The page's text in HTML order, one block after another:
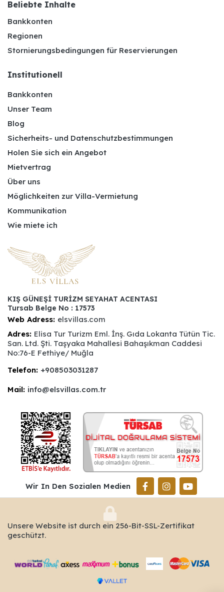
Beliebte Inhalte
Bankkonten
Regionen
Stornierungsbedingungen für Reservierungen
Institutionell
Bankkonten
Unser Team
Blog
Sicherheits- und Datenschutzbestimmungen
Holen Sie sich ein Angebot
Mietvertrag
Über uns
Möglichkeiten zur Villa-Vermietung
Kommunikation
Wie miete ich
KIŞ GÜNEŞİ TURİZM SEYAHAT ACENTASI
Tursab Belge No : 17573
Web Adress: elsvillas.com
Adres: Elisa Tur Turizm Eml. İnş. Gıda Lokanta Tütün Tic.
San. Ltd. Şti. Taşyaka Mahallesi Bahaşıkman Caddesi
No:76-E Fethiye/ Muğla
Telefon: +908503031287
Mail: info@elsvillas.com.tr
Wir In Den Sozialen Medien
Unsere Website ist durch ein 256-Bit-SSL-Zertifikat
geschützt.